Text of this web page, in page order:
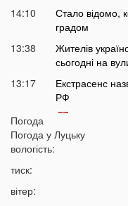
14:10
Стало відомо,
градом
13:38
Жителів
сьогодні на
13:17
Екстрасенс
РФ
13:03
після
12:37
Погода
Погода у Луцьку
вологість:
тиск:
вітер: